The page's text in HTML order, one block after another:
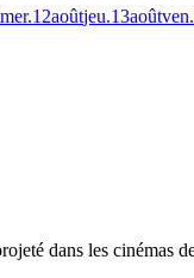
mer.12aoûtjeu.13aoûtven.
dans les cinémas